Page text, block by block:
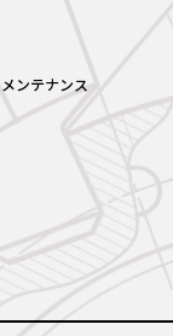
ンテナンス